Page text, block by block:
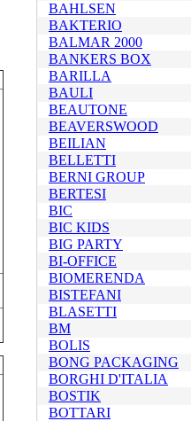
BAHLSEN
BAKTERIO
BALMAR 2000
BANKERS BOX
BARILLA
BAULI
BEAUTONE
BEAVERSWOOD
BEILIAN
BELLETTI
BERNI GROUP
BERTESI
BIC
BIC KIDS
BIG PARTY
BI-OFFICE
BIOMERENDA
BISTEFANI
BLASETTI
BM
BOLIS
BONG PACKAGING
BORGHI D'ITALIA
BOSTIK
BOTTARI